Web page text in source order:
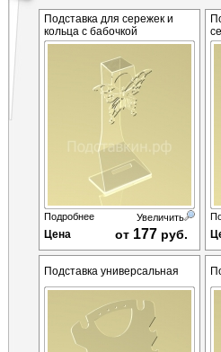
Подставка для сережек и
кольца с бабочкой
Подробнее Увеличить
Цена от 177 руб.
Подставка универсальная